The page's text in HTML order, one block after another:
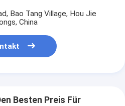
Bao Tang Village, Hou Jie
China
Besten Preis Für